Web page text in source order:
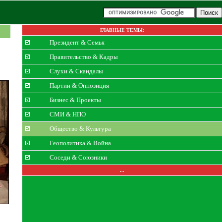
ГЛАВНЫЕ ТЕМЫ:
Президент & Семья
Правительство & Кадры
Слухи & Скандалы
Партии & Оппозиция
Бизнес & Проекты
СМИ & НПО
Общество & Культура
Геополитика & Война
Соседи & Союзники
...